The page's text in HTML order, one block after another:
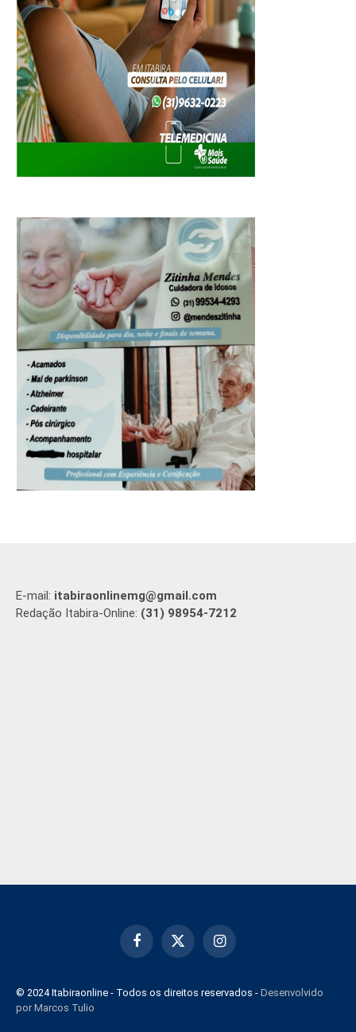
E-mail: itabiraonlinemg@gmail.com
Redação Itabira-Online: (31) 98954-7212
Facebook
X
Instagram
© 2024 Itabiraonline - Todos os direitos reservados - Desenvolvido
por Marcos Tulio